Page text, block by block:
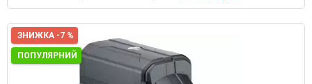
ЗНИЖКА -7 %
ПОПУЛЯРНИЙ